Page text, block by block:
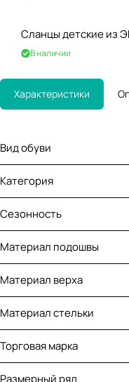
Сланцы детские из
В наличии
Характеристики
Вид обуви
Категория
Сезонность
Материал подошвы
Материал верха
Материал стельки
Торговая марка
Размерный ряд